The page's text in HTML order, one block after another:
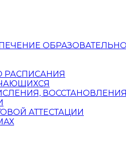
РАСПИСАНИЯ
ВОССТАНОВЛЕНИЯ
АТТЕСТАЦИИ